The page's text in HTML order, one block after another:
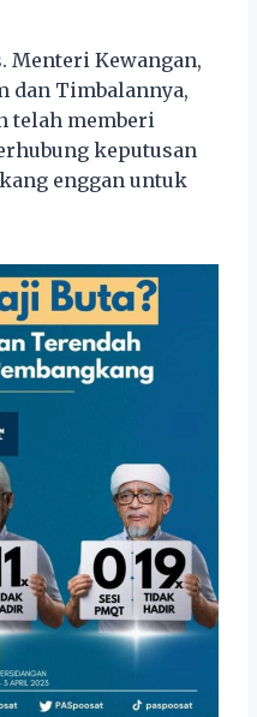
Menteri Kewangan,
dan Timbalannya,
telah memberi
keputusan
enggan untuk